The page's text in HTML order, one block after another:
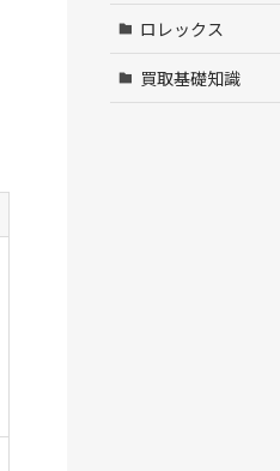
ロレックス
買取基礎知識